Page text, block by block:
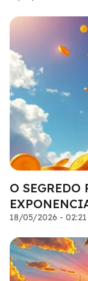
O SEGREDO
18/05/2026 - 02:21